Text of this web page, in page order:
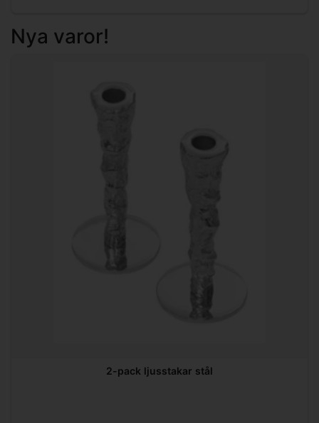
Nya varor!
2-pack ljusstakar stål